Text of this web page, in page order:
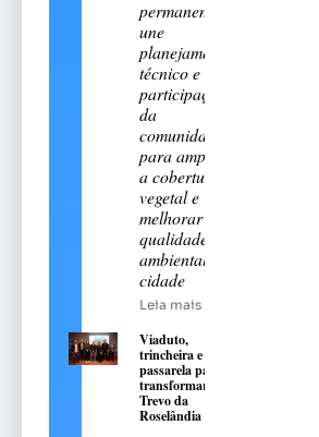
permanente
une
planejamento
técnico e
participação
da
comunidade
para ampliar
a cobertura
vegetal e
melhorar a
qualidade
ambiental da
cidade
Leia mais
Viaduto,
trincheira e
passarela para
transformar o
Trevo da
Roselândia